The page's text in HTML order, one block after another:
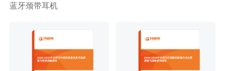
蓝牙颈带耳机
2026-2032年全球与中国有线麦克风市场调
查与投资战略报告
2026-2032年全球与中国数码影像行业全景
调查与战略咨询报告